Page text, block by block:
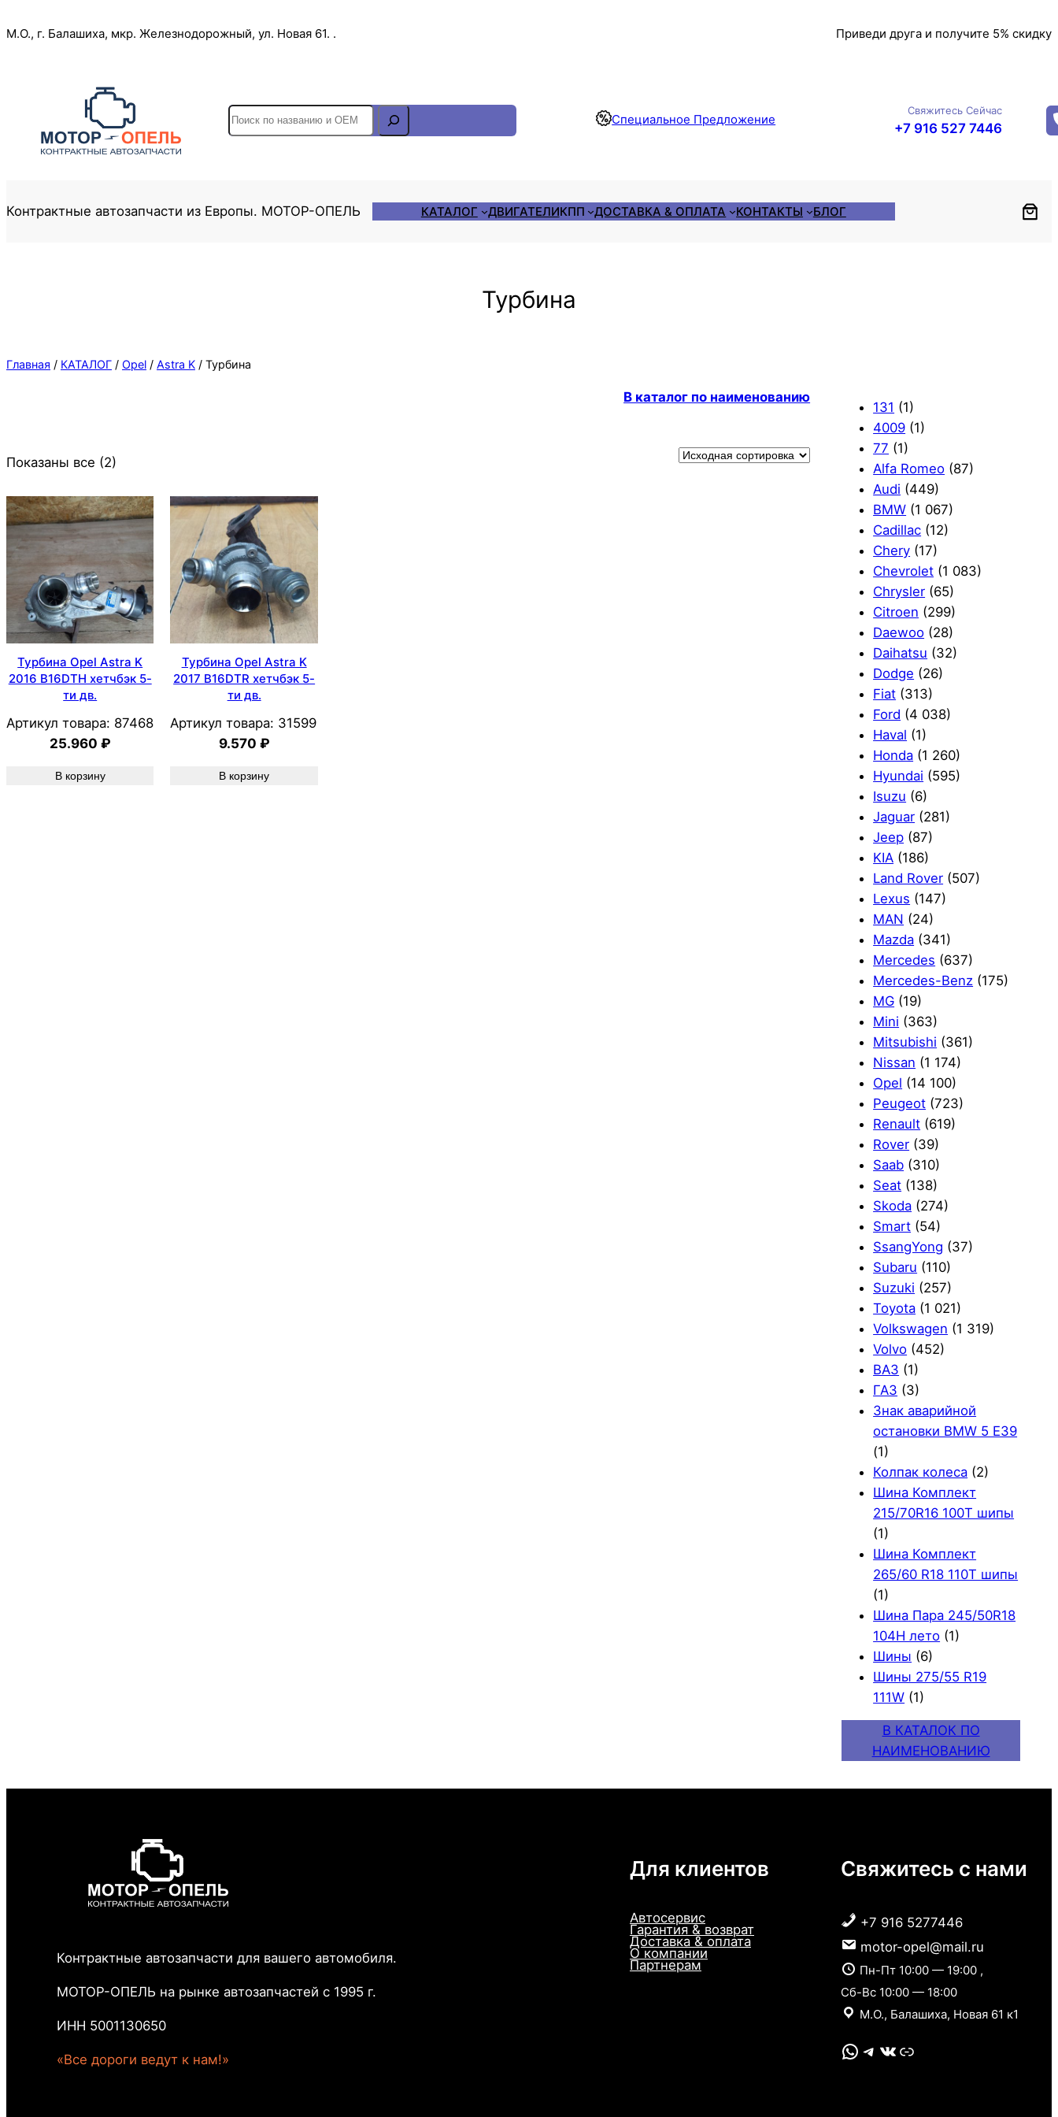
к
М.О., г. Балашиха, мкр. Железнодорожный, ул. Новая 61. . Приведи друга и получите 5% скидку
S
e
h
Специальное Предложение
Свяжитесь Сейчас
+7 916 527 7446
Контрактные автозапчасти из Европы. МОТОР-ОПЕЛЬ КАТАЛОГ ДВИГАТЕЛИКПП ДОСТАВКА & ОПЛАТА КОНТАКТЫ БЛОГ
Турбина
Главная / КАТАЛОГ / Opel / Astra K / Турбина
В каталог по наименованию
Показаны все (2)
Турбина Opel Astra K
2016 B16DTH хетчбэк 5-
ти дв.
Артикул товара: 87468
25.960 ₽
В корзину
Турбина Opel Astra K
2017 B16DTR хетчбэк 5-
ти дв.
Артикул товара: 31599
9.570 ₽
В корзину
131 (1)
4009 (1)
77 (1)
Alfa Romeo (87)
Audi (449)
BMW (1 067)
Cadillac (12)
Chery (17)
Chevrolet (1 083)
Chrysler (65)
Citroen (299)
Daewoo (28)
Daihatsu (32)
Dodge (26)
Fiat (313)
Ford (4 038)
Haval (1)
Honda (1 260)
Hyundai (595)
Isuzu (6)
Jaguar (281)
Jeep (87)
KIA (186)
Land Rover (507)
Lexus (147)
MAN (24)
Mazda (341)
Mercedes (637)
Mercedes-Benz (175)
MG (19)
Mini (363)
Mitsubishi (361)
Nissan (1 174)
Opel (14 100)
Peugeot (723)
Renault (619)
Rover (39)
Saab (310)
Seat (138)
Skoda (274)
Smart (54)
SsangYong (37)
Subaru (110)
Suzuki (257)
Toyota (1 021)
Volkswagen (1 319)
Volvo (452)
ВАЗ (1)
ГАЗ (3)
Знак аварийной
остановки BMW 5 E39
(1)
Колпак колеса (2)
Шина Комплект
215/70R16 100T шипы
(1)
Шина Комплект
265/60 R18 110T шипы
(1)
Шина Пара 245/50R18
104H лето (1)
Шины (6)
Шины 275/55 R19
111W (1)
В КАТАЛОК ПО
НАИМЕНОВАНИЮ
Контрактные автозапчасти для вашего автомобиля.
МОТОР-ОПЕЛЬ на рынке автозапчастей с 1995 г.
ИНН 5001130650
«Все дороги ведут к нам!»
Для клиентов
Автосервис
Гарантия & возврат
Доставка & оплата
О компании
Партнерам
Свяжитесь с нами
+7 916 5277446
motor-opel@mail.ru
Пн-Пт 10:00 — 19:00 ,
Сб-Вс 10:00 — 18:00
М.О., Балашиха, Новая 61 к1
WhatsApp Telegram VK Link